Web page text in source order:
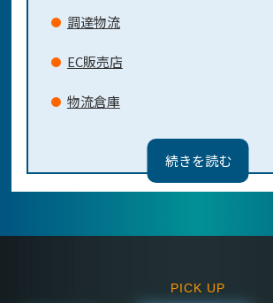
調達物流
EC販売店
物流倉庫
共同配送のメリット・デメリット
PICK UP